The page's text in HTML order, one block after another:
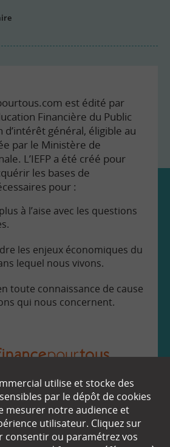
est édité par
Financière du Public
d’intérêt général, éligible au
par le Ministère de
L’IEFP a été créé pour
les bases de
pour :
à l’aise avec les questions
les enjeux économiques du
lequel nous vivons.
toute connaissance de cause
qui nous concernent.
EN SAVOIR
Qui sommes-nous ?
utilise et stocke des
par le dépôt de cookies
mesurer notre audience et
utilisateur. Cliquez sur
consentir ou paramétrez vos